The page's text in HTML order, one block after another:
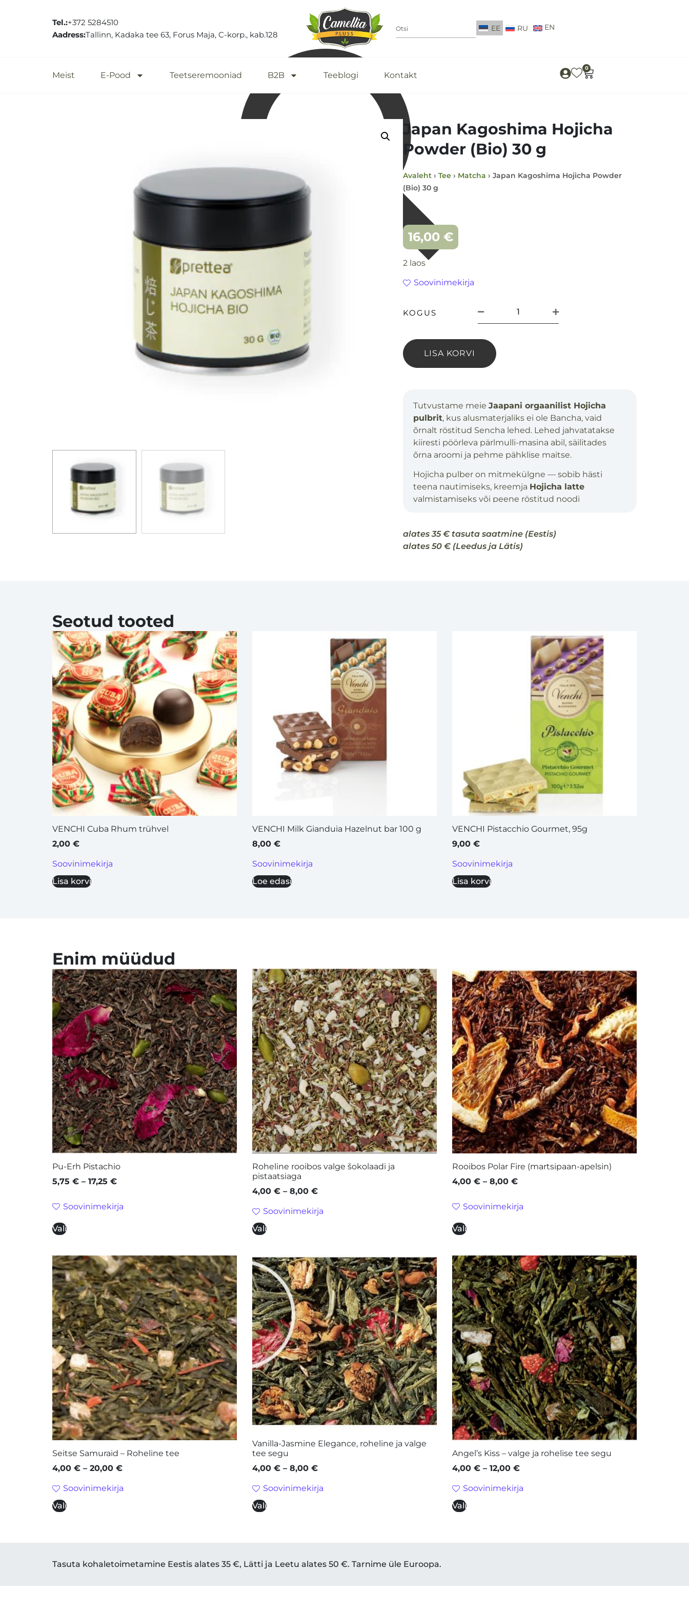
Tel.:+372 5284510
Aadress:Tallinn, Kadaka tee 63, Forus Maja, C-korp., kab.128
EE RU
Meist E-Pood Teetseremooniad B2B Teeblogi Kontakt
0
Japan Kagoshima Hojicha
Powder (Bio) 30 g
Avaleht › Tee › Matcha › Japan Kagoshima Hojicha Powder
(Bio) 30 g
16,00 €
2 laos
Soovinimekirja
LISA KORVI
Tutvustame meie Jaapani orgaanilist Hojicha
pulbrit, kus alusmaterjaliks ei ole Bancha, vaid
õrnalt röstitud Sencha lehed. Lehed jahvatatakse
kiiresti pöörleva pärlmulli-masina abil, säilitades
õrna aroomi ja pehme pähklise maitse.
Hojicha pulber on mitmekülgne — sobib hästi
teena nautimiseks, kreemja Hojicha latte
valmistamiseks või peene röstitud noodi
Kasvupiirkond:Shubushi, Kagoshima
Tõmbamise soovitus: 80 °C
alates 35 € tasuta saatmine (Eestis)
alates 50 € (Leedus ja Lätis)
Seotud tooted
VENCHI Cuba Rhum trühvel
2,00 €
Soovinimekirja
Lisa korvi
VENCHI Milk Gianduia Hazelnut bar 100 g
8,00 €
Soovinimekirja
Loe edasi
VENCHI Pistacchio Gourmet, 95g
9,00 €
Soovinimekirja
Lisa korvi
Enim müüdud
Pu-Erh Pistachio
5,75 € – 17,25 €
Soovinimekirja
Vali
Roheline rooibos valge šokolaadi ja
pistaatsiaga
4,00 € – 8,00 €
Soovinimekirja
Vali
Rooibos Polar Fire (martsipaan-apelsin)
4,00 € – 8,00 €
Soovinimekirja
Vali
Seitse Samuraid – Roheline tee
4,00 € – 20,00 €
Soovinimekirja
Vali
Vanilla-Jasmine Elegance, roheline ja valge
tee segu
4,00 € – 8,00 €
Soovinimekirja
Vali
Angel’s Kiss – valge ja rohelise tee segu
4,00 € – 12,00 €
Soovinimekirja
Vali
Tasuta kohaletoimetamine Eestis alates 35 €, Lätti ja Leetu alates 50 €. Tarnime üle Euroopa.